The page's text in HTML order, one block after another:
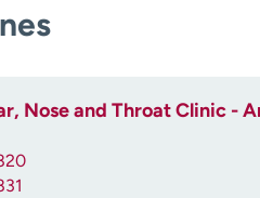
Nose and Throat Clinic -